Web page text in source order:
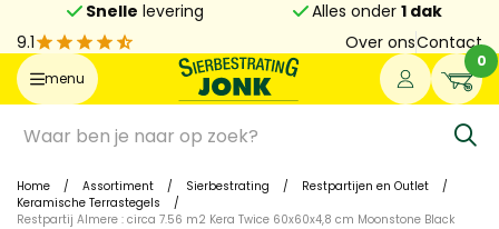
Snelle levering Alles onder 1 dak
9.1
Over onsContact
menu
0
Home / Assortiment / Sierbestrating / Restpartijen en Outlet
/
Keramische Terrastegels
/
Restpartij Almere : circa 7.56 m2 Kera Twice 60x60x4,8 cm Moonstone Black